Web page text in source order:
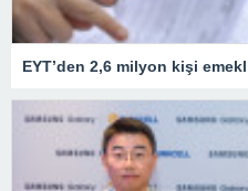
EYT’den 2,6 milyon kişi